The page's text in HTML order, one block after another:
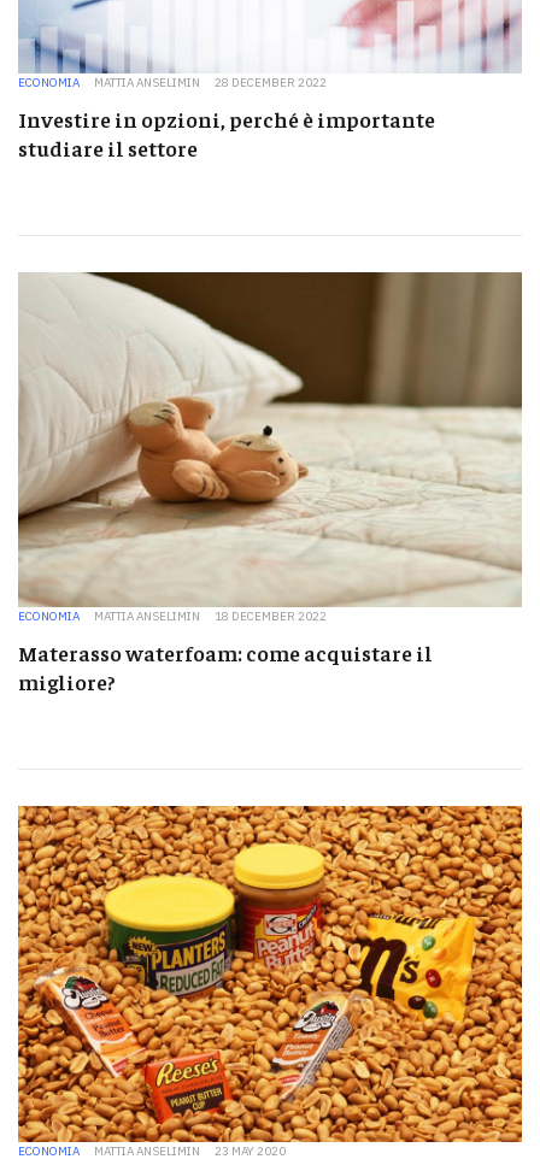
ECONOMIA MATTIA ANSELIMIN 28 DECEMBER 2022
Investire in opzioni, perché è importante
studiare il settore
ECONOMIA MATTIA ANSELIMIN 18 DECEMBER 2022
Materasso waterfoam: come acquistare il
migliore?
ECONOMIA MATTIA ANSELIMIN 23 MAY 2020